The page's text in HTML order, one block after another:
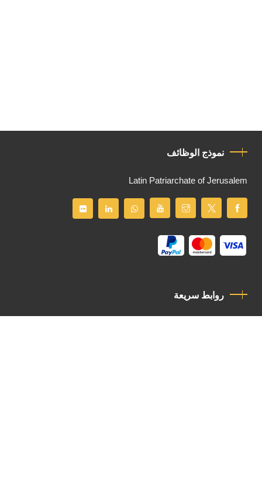
نموذج الوظائف
Latin Patriarchate of Jerusalem
روابط سريعة